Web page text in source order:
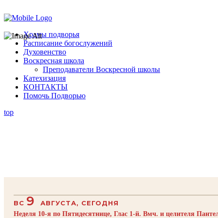
Храмы подворья
Расписание богослужений
Духовенство
Воскресная школа
Преподаватели Воскресной школы
Катехизация
КОНТАКТЫ
Помочь Подворью
top
ВС 9
АВГУСТА, СЕГОДНЯ
Неделя 10-я по Пятидесятнице, Глас 1-й. Вмч. и целителя